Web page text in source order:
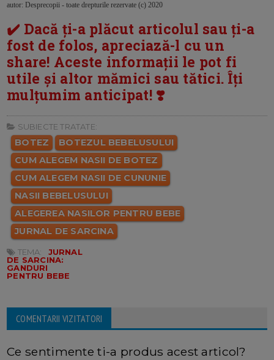
autor: Desprecopii - toate drepturile rezervate (c) 2020
✔️ Dacă ți-a plăcut articolul sau ți-a
fost de folos, apreciază-l cu un
share! Aceste informații le pot fi
utile și altor mămici sau tătici. Îți
mulțumim anticipat! ❣️
SUBIECTE TRATATE:
BOTEZ
BOTEZUL BEBELUSULUI
CUM ALEGEM NASII DE BOTEZ
CUM ALEGEM NASII DE CUNUNIE
NASII BEBELUSULUI
ALEGEREA NASILOR PENTRU BEBE
JURNAL DE SARCINA
TEMA:
JURNAL
DE SARCINA:
GANDURI
PENTRU BEBE
COMENTARII VIZITATORI
Ce sentimente ti-a produs acest articol?